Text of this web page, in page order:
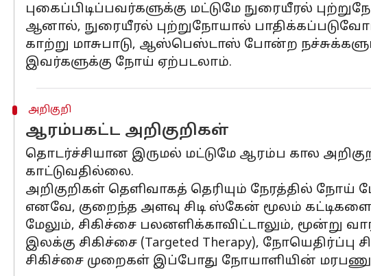
புகைப்பிடிப்பவர்களுக்கு மட்டுமே நுரையீரல்
ஆனால், நுரையீரல் புற்றுநோயால்
காற்று மாசுபாடு, ஆஸ்பெஸ்டாஸ் போன்ற
இவர்களுக்கு நோய் ஏற்படலாம்.
அறிகுறி
ஆரம்பகட்ட அறிகுறிகள்
தொடர்ச்சியான இருமல் மட்டுமே ஆரம்ப கால
காட்டுவதில்லை.
அறிகுறிகள் தெளிவாகத் தெரியும் நேரத்தில்
எனவே, குறைந்த அளவு சிடி ஸ்கேன் மூலம்
மேலும், சிகிச்சை பலனளிக்காவிட்டாலும், மூன்று
இலக்கு சிகிச்சை (Targeted Therapy),
சிகிச்சை முறைகள் இப்போது நோயாளியின்